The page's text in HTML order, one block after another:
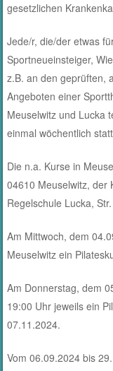
gesetzlichen
Jede/r, die/der etwas
Sportneueinsteiger,
z.B. an den geprüften,
Angeboten einer
Meuselwitz und Lucka
einmal wöchentlich
Die n.a. Kurse in
04610 Meuselwitz, der
Regelschule Lucka,
Am Mittwoch, dem
Meuselwitz ein
Am Donnerstag, dem
19:00 Uhr jeweils ein
07.11.2024.
Vom 06.09.2024 bis